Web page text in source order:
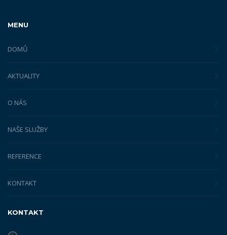
MENU
DOMŮ
AKTUALITY
O NÁS
NAŠE SLUŽBY
REFERENCE
KONTAKT
KONTAKT